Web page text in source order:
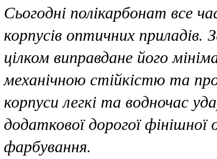
Сьогодні полікарбонат все
корпусів оптичних приладів.
цілком виправдане його
механічною стійкістю та
корпуси легкі та водночас
додаткової дорогої
фарбування.